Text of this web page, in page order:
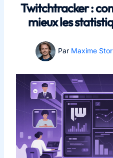
Twitchtracker :
mieux les
Par Maxime